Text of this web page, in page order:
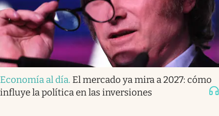
Economía al día. El mercado ya mira a 2027: cómo
influye la política en las inversiones